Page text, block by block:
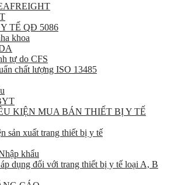
TẾ QĐ 5086
khoa
tự do CFS
chất lượng ISO 13485
KIỆN MUA BÁN THIẾT BỊ Y TẾ
sản xuất trang thiết bị y tế
khẩu
dụng đối với trang thiết bị y tế loại A, B